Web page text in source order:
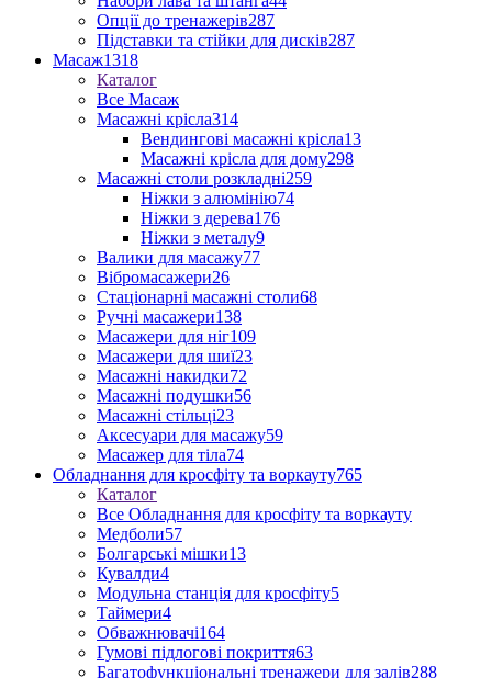
Опції до тренажерів287
Підставки та стійки для дисків287
Масаж1318
Каталог
Все Масаж
Масажні крісла314
Вендингові масажні крісла13
Масажні крісла для дому298
Масажні столи розкладні259
Ніжки з алюмінію74
Ніжки з дерева176
Ніжки з металу9
Валики для масажу77
Вібромасажери26
Стаціонарні масажні столи68
Ручні масажери138
Масажери для ніг109
Масажери для шиї23
Масажні накидки72
Масажні подушки56
Масажні стільці23
Аксесуари для масажу59
Масажер для тіла74
Обладнання для кросфіту та воркауту765
Каталог
Все Обладнання для кросфіту та воркауту
Медболи57
Болгарські мішки13
Кувалди4
Модульна станція для кросфіту5
Таймери4
Обважнювачі164
Гумові підлогові покриття63
Багатофункціональні тренажери для залів288